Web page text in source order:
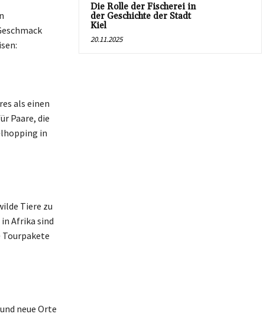
als einen
Paare, die
in
Tiere zu
Afrika sind
Tourpakete
neue Orte
Die Rolle der Fischerei in
der Geschichte der Stadt
Kiel
20.11.2025